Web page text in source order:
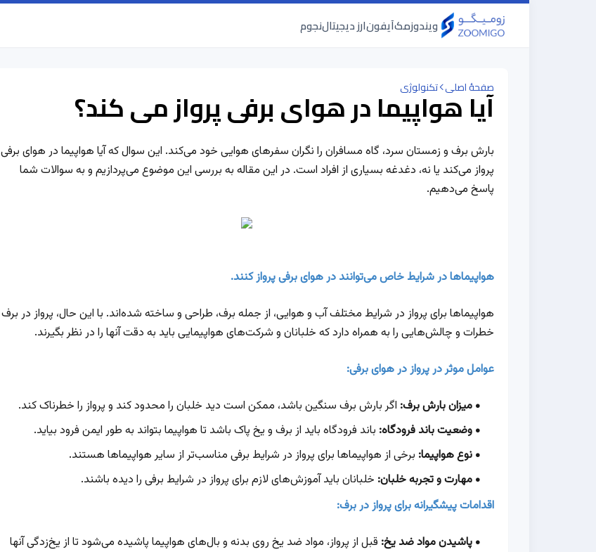
ویندوزمکآیفونارز دیجیتالنجوم
صفحهٔ اصلی تکنولوژی
آیا هواپیما در هوای برفی پرواز می کند؟
بارش برف و زمستان سرد، گاه مسافران را نگران سفرهای هوایی خود می‌کند. این سوال که آیا هواپیما در هوای برفی
پرواز می‌کند یا نه، دغدغه بسیاری از افراد است. در این مقاله به بررسی این موضوع می‌پردازیم و به سوالات شما
پاسخ می‌دهیم.
هواپیماها در شرایط خاص می‌توانند در هوای برفی پرواز کنند.
هواپیماها برای پرواز در شرایط مختلف آب و هوایی، از جمله برف، طراحی و ساخته شده‌اند. با این حال، پرواز در برف
خطرات و چالش‌هایی را به همراه دارد که خلبانان و شرکت‌های هواپیمایی باید به دقت آنها را در نظر بگیرند.
عوامل موثر در پرواز در هوای برفی:
میزان بارش برف: اگر بارش برف سنگین باشد، ممکن است دید خلبان را محدود کند و پرواز را خطرناک کند.
وضعیت باند فرودگاه: باند فرودگاه باید از برف و یخ پاک باشد تا هواپیما بتواند به طور ایمن فرود بیاید.
نوع هواپیما: برخی از هواپیماها برای پرواز در شرایط برفی مناسب‌تر از سایر هواپیماها هستند.
مهارت و تجربه خلبان: خلبانان باید آموزش‌های لازم برای پرواز در شرایط برفی را دیده باشند.
اقدامات پیشگیرانه برای پرواز در برف:
پاشیدن مواد ضد یخ: قبل از پرواز، مواد ضد یخ روی بدنه و بال‌های هواپیما پاشیده می‌شود تا از یخ‌زدگی آنها